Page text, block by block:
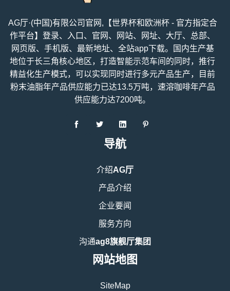
AG厅·(中国)有限公司官网,【世界杯和欧洲杯 - 官方指定合
作平台】登录、入口、官网、网站、网址、大厅、总部、
网页版、手机版、最新地址、全站app下载。国内生产基
地位于长三角核心地区，打造智能示范车间的同时，推行
精益化生产模式，可以实现同时进行多元产品生产，目前
粉末油脂年产品供应能力已达13.5万吨，速溶咖啡年产品
供应能力达7200吨。
导航
介绍AG厅
产品介绍
企业要闻
服务方向
沟通ag8旗舰厅集团
网站地图
SiteMap